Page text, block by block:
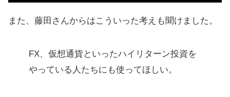
また、藤田さんからはこういった考えも聞けました。
FX、仮想通貨といったハイリターン投資を
やっている人たちにも使ってほしい。